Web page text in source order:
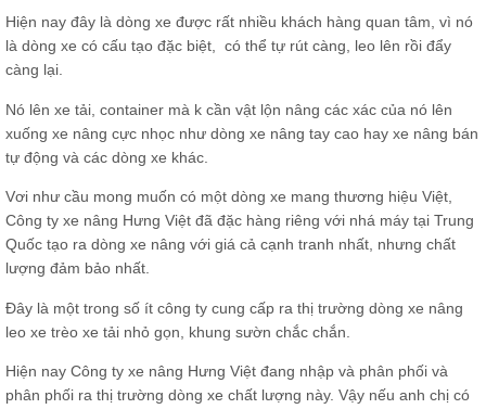
Hiện nay đây là dòng xe được rất nhiều khách hàng quan tâm, vì nó
là dòng xe có cấu tạo đặc biệt, có thể tự rút càng, leo lên rồi đẩy
càng lại.
Nó lên xe tải, container mà k cần vật lộn nâng các xác của nó lên
xuống xe nâng cực nhọc như dòng xe nâng tay cao hay xe nâng bán
tự động và các dòng xe khác.
Vơi như cầu mong muốn có một dòng xe mang thương hiệu Việt,
Công ty xe nâng Hưng Việt đã đặc hàng riêng với nhá máy tại Trung
Quốc tạo ra dòng xe nâng với giá cả cạnh tranh nhất, nhưng chất
lượng đảm bảo nhất.
Đây là một trong số ít công ty cung cấp ra thị trường dòng xe nâng
leo xe trèo xe tải nhỏ gọn, khung sườn chắc chắn.
Hiện nay Công ty xe nâng Hưng Việt đang nhập và phân phối và
phân phối ra thị trường dòng xe chất lượng này. Vậy nếu anh chị có